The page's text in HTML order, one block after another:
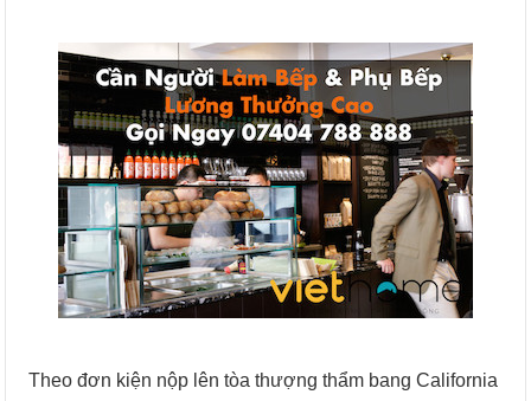
Theo đơn kiện nộp lên tòa thượng thẩm bang California